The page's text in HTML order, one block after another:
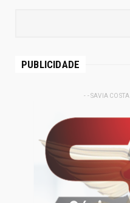
PUBLICIDADE
- - SAVIA